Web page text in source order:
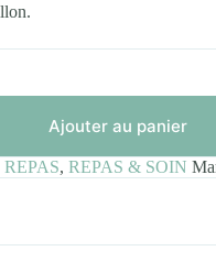
Ajouter au panier
REPAS, REPAS & SOIN